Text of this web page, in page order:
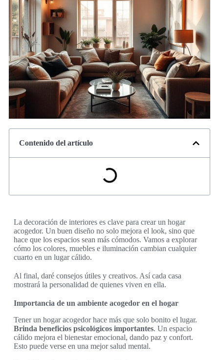
Contenido del artículo
La decoración de interiores es clave para crear un hogar
acogedor. Un buen diseño no solo mejora el look, sino que
hace que los espacios sean más cómodos. Vamos a explorar
cómo los colores, muebles e iluminación cambian cualquier
cuarto en un lugar cálido.
Al final, daré consejos útiles y creativos. Así cada casa
mostrará la personalidad de quienes viven en ella.
Importancia de un ambiente acogedor en el hogar
Tener un hogar acogedor hace más que solo bonito el lugar.
Brinda beneficios psicológicos importantes. Un espacio
cálido mejora el bienestar emocional, dando paz y confort.
Esto puede verse en una mejor salud mental.